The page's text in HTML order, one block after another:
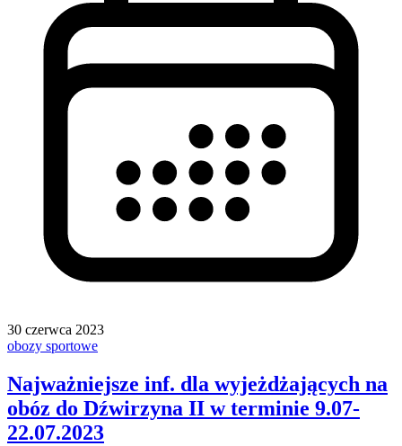
30 czerwca 2023
obozy sportowe
Najważniejsze inf. dla wyjeżdżających na
obóz do Dźwirzyna II w terminie 9.07-
22.07.2023